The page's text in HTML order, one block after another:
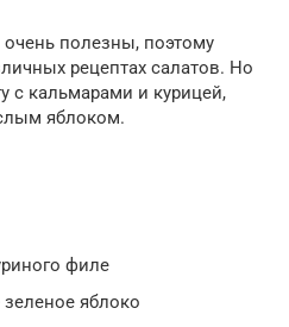
полезны, поэтому
рецептах салатов. Но
с кальмарами и курицей,
яблоком.
филе
яблоко